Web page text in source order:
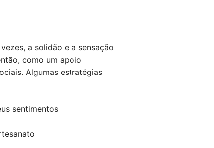
a solidão e a sensação
como um apoio
Algumas estratégias
sentimentos